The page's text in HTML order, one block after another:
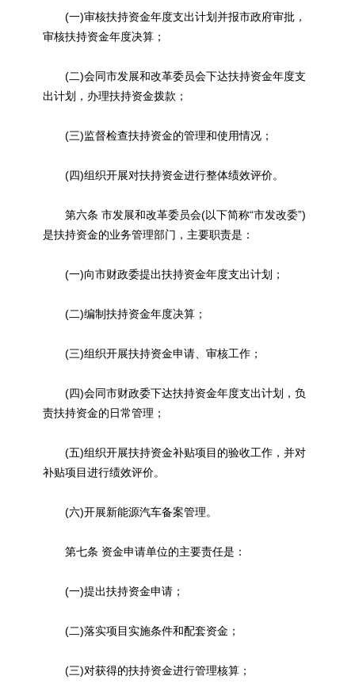
(一)审核扶持资金年度支出计划并报市政府审批，
审核扶持资金年度决算；
(二)会同市发展和改革委员会下达扶持资金年度支
出计划，办理扶持资金拨款；
(三)监督检查扶持资金的管理和使用情况；
(四)组织开展对扶持资金进行整体绩效评价。
第六条 市发展和改革委员会(以下简称“市发改委”)
是扶持资金的业务管理部门，主要职责是：
(一)向市财政委提出扶持资金年度支出计划；
(二)编制扶持资金年度决算；
(三)组织开展扶持资金申请、审核工作；
(四)会同市财政委下达扶持资金年度支出计划，负
责扶持资金的日常管理；
(五)组织开展扶持资金补贴项目的验收工作，并对
补贴项目进行绩效评价。
(六)开展新能源汽车备案管理。
第七条 资金申请单位的主要责任是：
(一)提出扶持资金申请；
(二)落实项目实施条件和配套资金；
(三)对获得的扶持资金进行管理核算；